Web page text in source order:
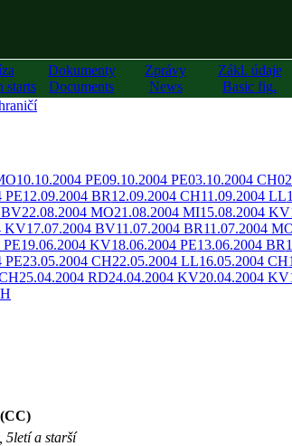
starts
Dokumenty
Documents
Zprávy
News
Zákl. údaje
Basic fig.
10.10.2004 PE09.10.2004 PE03.10.2004 CH
PE12.09.2004 BR12.09.2004 CH11.09.2004 LL
BV22.08.2004 MO21.08.2004 MI15.08.2004 KV
KV17.07.2004 BV11.07.2004 BR11.07.2004
PE19.06.2004 KV18.06.2004 PE13.06.2004 BR
PE23.05.2004 CH22.05.2004 LL16.05.2004 CH
25.04.2004 RD24.04.2004 KV20.04.2004 KV
5letí a starší